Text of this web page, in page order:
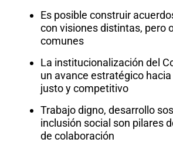
Es posible construir
con visiones distintas, pero
comunes
La institucionalización del
un avance estratégico
justo y competitivo
Trabajo digno, desarrollo
inclusión social son pilares
de colaboración